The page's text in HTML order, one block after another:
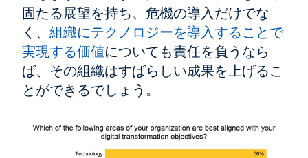
固たる展望を持ち、危機の導入だけでな
く、 組織にテクノロジーを導入することで
実現する価値についても責任を負うなら
ば、その組織はすばらしい成果を上げるこ
とができるでしょう。